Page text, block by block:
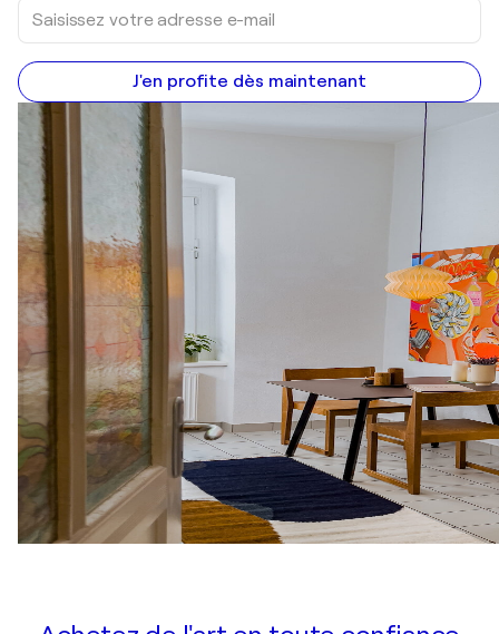
J'en profite dès maintenant